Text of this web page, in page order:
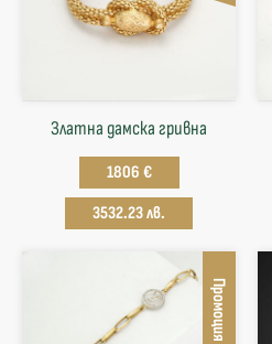
Златна дамска гривна
1806 €
3532.23 лв.
Промоция